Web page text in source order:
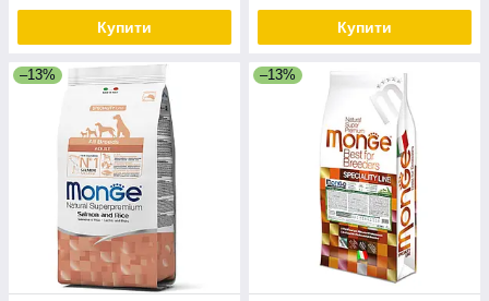
Купити Купити
–13% –13%